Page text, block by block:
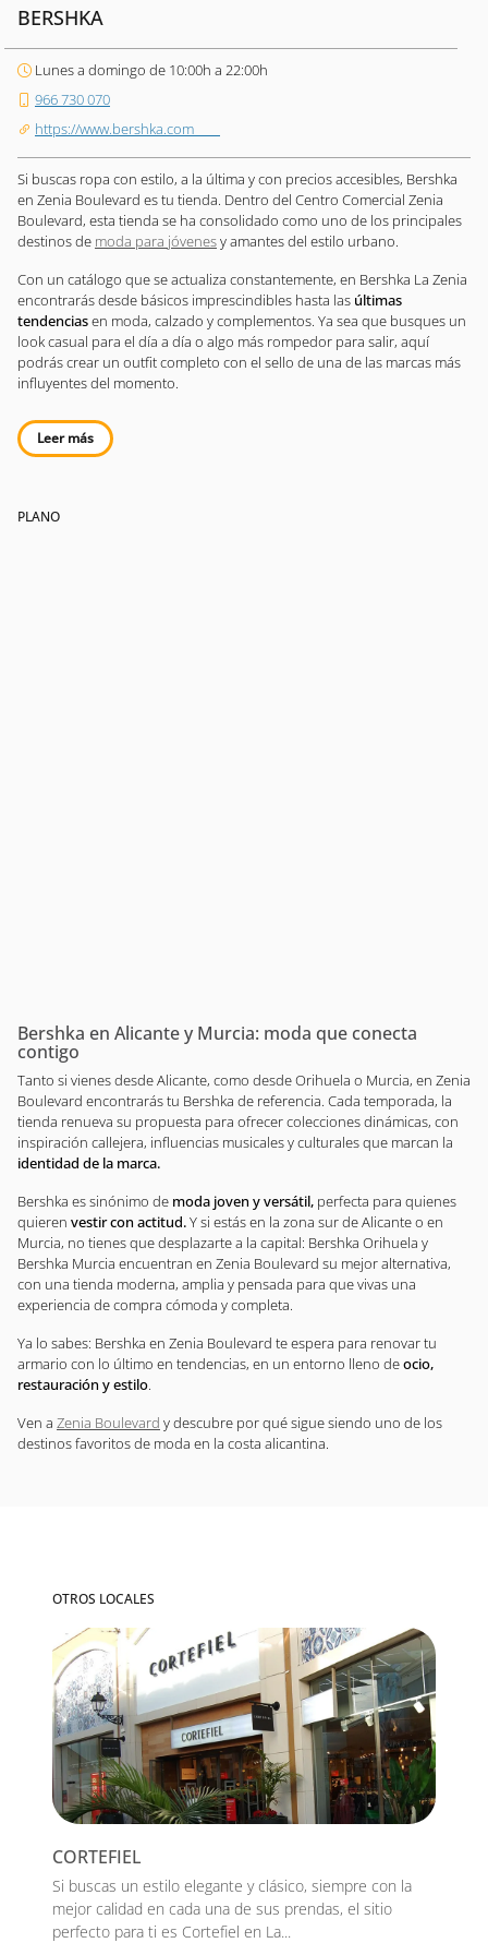
BERSHKA
Lunes a domingo de 10:00h a 22:00h
966 730 070
https://www.bershka.com
Si buscas ropa con estilo, a la última y con precios accesibles, Bershka
en Zenia Boulevard es tu tienda. Dentro del Centro Comercial Zenia
Boulevard, esta tienda se ha consolidado como uno de los principales
destinos de moda para jóvenesy amantes del estilo urbano.
Con un catálogo que se actualiza constantemente, en Bershka La Zenia
encontrarás desde básicos imprescindibles hasta las últimas
tendenciasen moda, calzado y complementos. Ya sea que busques un
look casual para el día a día o algo más rompedor para salir, aquí
podrás crear un outfit completo con el sello de una de las marcas más
influyentes del momento.
Leer más
PLANO
Bershka en Alicante y Murcia: moda que conecta
contigo
Tanto si vienes desde Alicante, como desde Orihuela o Murcia, en Zenia
Boulevard encontrarás tu Bershka de referencia. Cada temporada, la
tienda renueva su propuesta para ofrecer colecciones dinámicas, con
inspiración callejera, influencias musicales y culturales que marcan la
identidad de la marca.
Bershka es sinónimo de moda joven y versátil, perfecta para quienes
quieren vestir con actitud.Y si estás en la zona sur de Alicante o en
Murcia, no tienes que desplazarte a la capital: Bershka Orihuela y
Bershka Murcia encuentran en Zenia Boulevard su mejor alternativa,
con una tienda moderna, amplia y pensada para que vivas una
experiencia de compra cómoda y completa.
Ya lo sabes: Bershka en Zenia Boulevard te espera para renovar tu
armario con lo último en tendencias, en un entorno lleno deocio,
restauración y estilo.
Ven a Zenia Boulevard y descubre por qué sigue siendo uno de los
destinos favoritos de moda en la costa alicantina.
OTROS LOCALES
CORTEFIEL
Si buscas un estilo elegante y clásico, siempre con la
mejor calidad en cada una de sus prendas, el sitio
perfecto para ti es Cortefiel en La...